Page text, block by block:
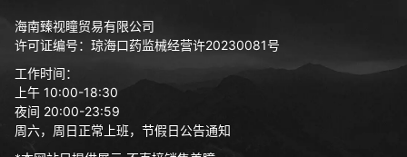
海南臻视瞳贸易有限公司
许可证编号：琼海口药监械经营许20230081号
工作时间：
上午 10:00-18:30
夜间 20:00-23:59
周六，周日正常上班，节假日公告通知